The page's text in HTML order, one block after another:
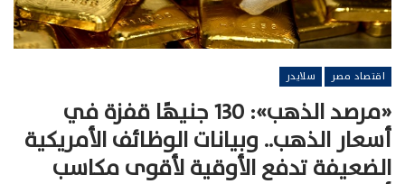
اقتصاد مصر سلايدر
«مرصد الذهب»: 130 جنيهًا قفزة في
أسعار الذهب.. وبيانات الوظائف الأمريكية
الضعيفة تدفع الأوقية لأقوى مكاسب